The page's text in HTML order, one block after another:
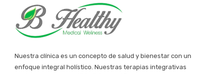
Nuestra clínica es un concepto de salud y bienestar con un
enfoque integral holístico. Nuestras terapias integrativas